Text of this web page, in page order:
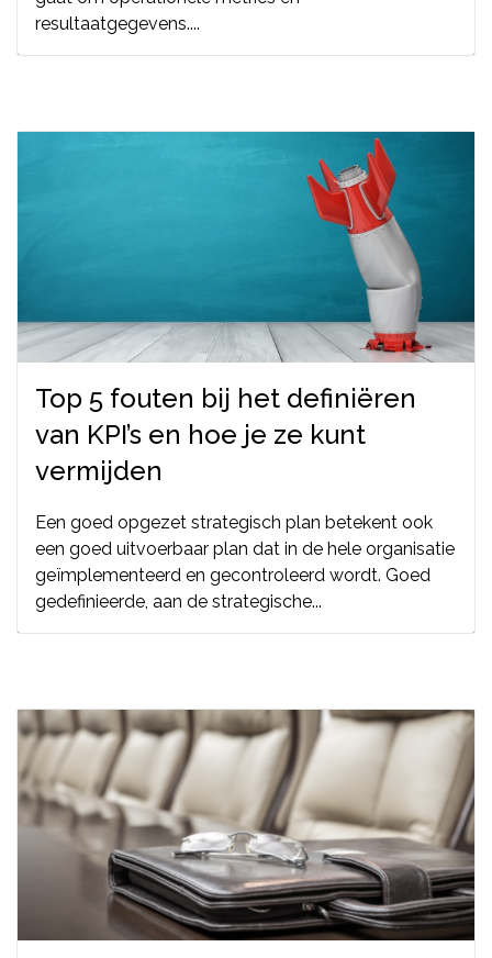
resultaatgegevens....
Top 5 fouten bij het definiëren
van KPI’s en hoe je ze kunt
vermijden
Een goed opgezet strategisch plan betekent ook
een goed uitvoerbaar plan dat in de hele organisatie
geïmplementeerd en gecontroleerd wordt. Goed
gedefinieerde, aan de strategische...